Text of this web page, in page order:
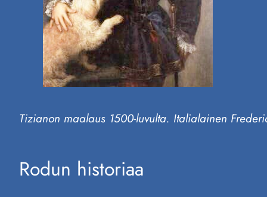
Tizianon maalaus 1500-luvulta. Italialainen
Rodun historiaa